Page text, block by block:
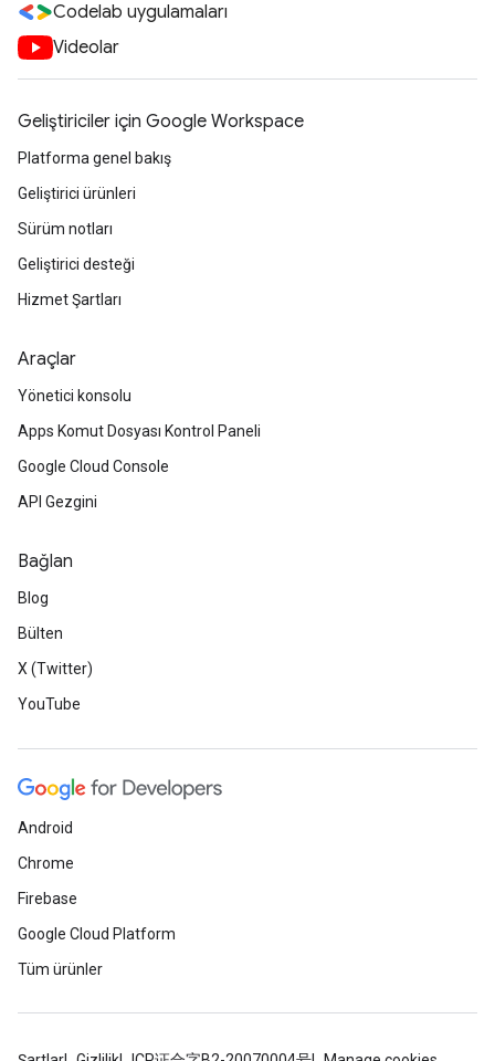
Codelab uygulamaları
Videolar
Geliştiriciler için Google Workspace
Platforma genel bakış
Geliştirici ürünleri
Sürüm notları
Geliştirici desteği
Hizmet Şartları
Araçlar
Yönetici konsolu
Apps Komut Dosyası Kontrol Paneli
Google Cloud Console
API Gezgini
Bağlan
Blog
Bülten
X (Twitter)
YouTube
Android
Chrome
Firebase
Google Cloud Platform
Tüm ürünler